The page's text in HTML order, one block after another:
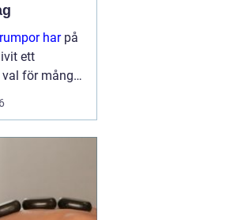
harpå
ett
för många
och